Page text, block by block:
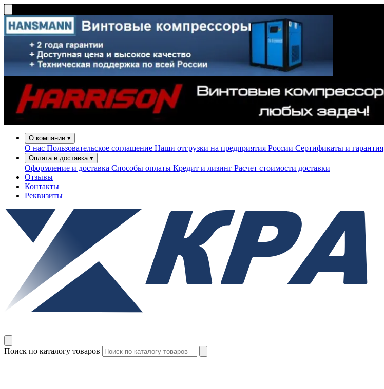
О компании ▾
О нас Пользовательское соглашение Наши отгрузки на предприятия России Сертификаты и гарантия
Оплата и доставка ▾
Оформление и доставка Способы оплаты Кредит и лизинг Расчет стоимости доставки
Отзывы
Контакты
Реквизиты
Поиск по каталогу товаров